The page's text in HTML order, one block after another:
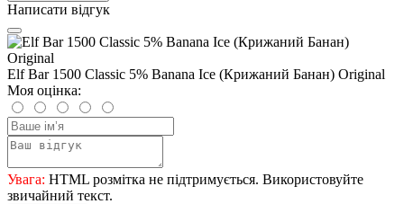
Написати відгук
Elf Bar 1500 Classic 5% Banana Ice (Крижаний Банан) Original
Моя оцінка:
Увага: HTML розмітка не підтримується. Використовуйте
звичайний текст.